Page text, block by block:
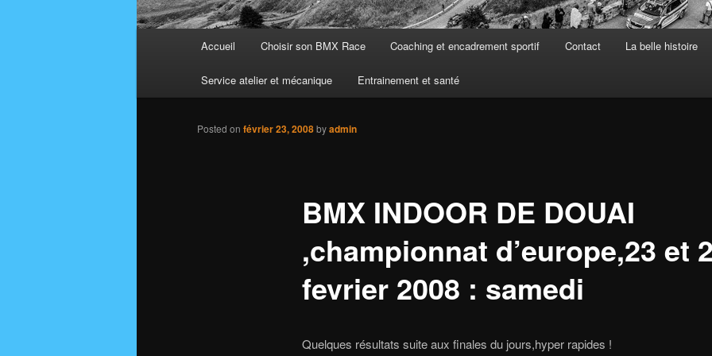
Accueil Choisir son BMX Race Coaching et encadrement sportif Contact La belle histoire
Service atelier et mécanique Entrainement et santé
BMX INDOOR DE DOUAI
,championnat d’europe,23 et
fevrier 2008 : samedi
Posted on février 23, 2008byadmin
Quelques résultats suite aux finales du jours,hyper rapides !